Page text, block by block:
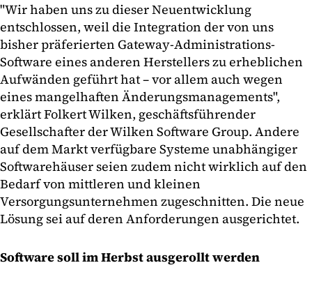
"Wir haben uns zu dieser Neuentwicklung
entschlossen, weil die Integration der von uns
bisher präferierten Gateway-Administrations-
Software eines anderen Herstellers zu erheblichen
Aufwänden geführt hat – vor allem auch wegen
eines mangelhaften Änderungsmanagements",
erklärt Folkert Wilken, geschäftsführender
Gesellschafter der Wilken Software Group. Andere
auf dem Markt verfügbare Systeme unabhängiger
Softwarehäuser seien zudem nicht wirklich auf den
Bedarf von mittleren und kleinen
Versorgungsunternehmen zugeschnitten. Die neue
Lösung sei auf deren Anforderungen ausgerichtet.
Software soll im Herbst ausgerollt werden